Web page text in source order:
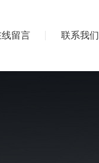
线留言 联系我们